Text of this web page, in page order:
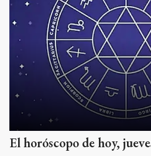
El horóscopo de hoy,